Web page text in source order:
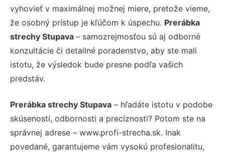
vyhovieť v maximálnej možnej miere, pretože vieme,
že osobný prístup je kľúčom k úspechu. Prerábka
strechy Stupava – samozrejmosťou sú aj odborné
konzultácie či detailné poradenstvo, aby ste mali
istotu, že výsledok bude presne podľa vašich
predstáv.
Prerábka strechy Stupava – hľadáte istotu v podobe
skúseností, odbornosti a precíznosti? Potom ste na
správnej adrese – www.profi-strecha.sk. Inak
povedané, garantujeme vám vysokú profesionalitu,